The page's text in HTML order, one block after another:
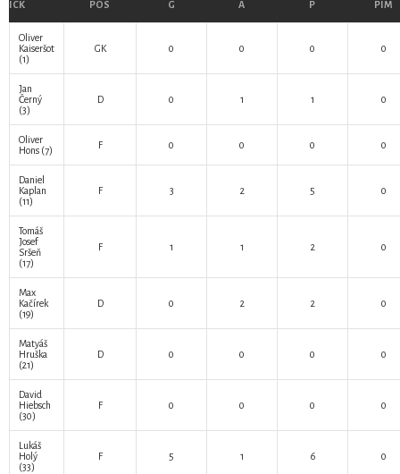
ICK POS G A P PIM
Oliver
Kaiseršot
(1)
GK 0 0 0 0
Jan
Černý
(3)
D 0 1 1 0
Oliver
Hons (7) F 0 0 0 0
Daniel
Kaplan
(11)
F 3 2 5 0
Tomáš
Josef
Sršeň
(17)
F 1 1 2 0
Max
Kačírek
(19)
D 0 2 2 0
Matyáš
Hruška
(21)
D 0 0 0 0
David
Hiebsch
(30)
F 0 0 0 0
Lukáš
Holý
(33)
F 5 1 6 0